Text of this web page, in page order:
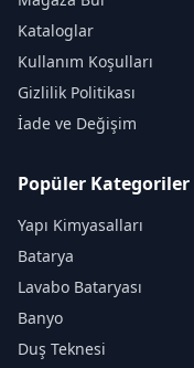
Kataloglar
Kullanım Koşulları
Gizlilik Politikası
İade ve Değişim
Popüler Kategoriler
Yapı Kimyasalları
Batarya
Lavabo Bataryası
Banyo
Duş Teknesi